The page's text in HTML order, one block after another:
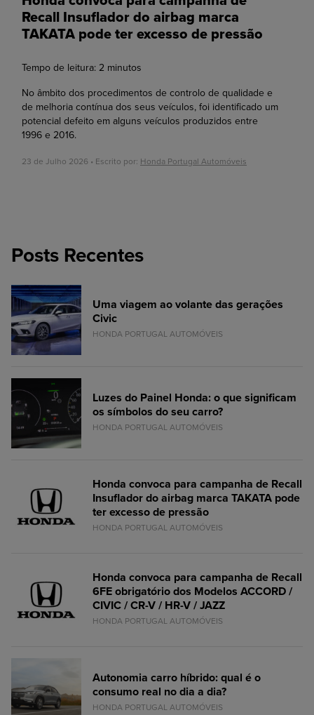
Recall Insuflador do airbag marca
TAKATA pode ter excesso de pressão
Tempo de leitura: 2 minutos
No âmbito dos procedimentos de controlo de qualidade e
de melhoria contínua dos seus veículos, foi identificado um
potencial defeito em alguns veículos produzidos entre
1996 e 2016.
23 de Julho 2026 • Escrito por: Honda Portugal Automóveis
Posts Recentes
Uma viagem ao volante das gerações
Civic
HONDA PORTUGAL AUTOMÓVEIS
Luzes do Painel Honda: o que significam
os símbolos do seu carro?
HONDA PORTUGAL AUTOMÓVEIS
Honda convoca para campanha de Recall
Insuflador do airbag marca TAKATA pode
ter excesso de pressão
HONDA PORTUGAL AUTOMÓVEIS
Honda convoca para campanha de Recall
6FE obrigatório dos Modelos ACCORD /
CIVIC / CR-V / HR-V / JAZZ
HONDA PORTUGAL AUTOMÓVEIS
Autonomia carro híbrido: qual é o
consumo real no dia a dia?
HONDA PORTUGAL AUTOMÓVEIS